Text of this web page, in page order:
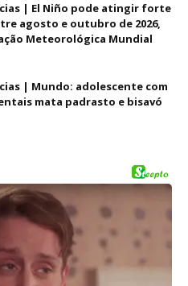
| El Niño pode atingir forte
agosto e outubro de 2026,
Meteorológica Mundial
| Mundo: adolescente com
mata padrasto e bisavó